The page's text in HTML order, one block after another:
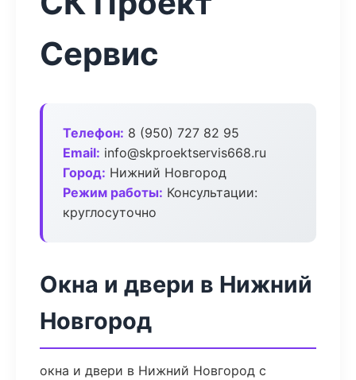
Сервис
Телефон: 8 (950) 727 82 95
Email: info@skproektservis668.ru
Город: Нижний Новгород
Режим работы: Консультации:
круглосуточно
Окна и двери в Нижний
Новгород
окна и двери в Нижний Новгород с